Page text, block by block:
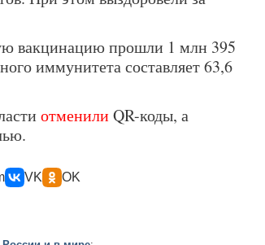
вакцинацию прошли 1 млн 395
иммунитета составляет 63,6
отменилиQR-коды, а
VK OK